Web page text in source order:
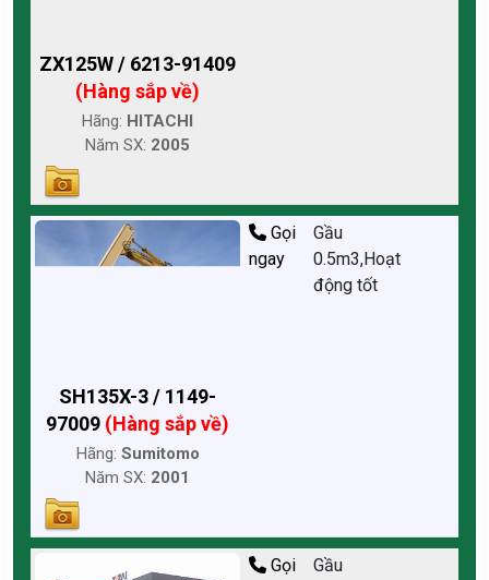
ZX125W / 6213-91409
(Hàng sắp về)
Hãng: HITACHI
Năm SX: 2005
SH135X-3 / 1149-
97009 (Hàng sắp về)
Hãng: Sumitomo
Năm SX: 2001
Gọi
ngay
Gầu
0.5m3,Hoạt
động tốt
Gọi
Gầu